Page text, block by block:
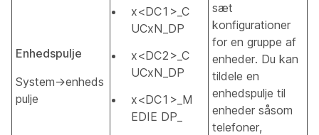
Enhedspulje
System→enheds
pulje
x<DC1>_C
UCxN_DP
x<DC2>_C
UCxN_DP
x<DC1>_M
EDIE DP_
sæt
konfigurationer
for en gruppe af
enheder. Du kan
tildele en
enhedspulje til
enheder såsom
telefoner,